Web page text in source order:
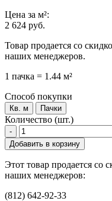
Цена за м²:
2 624 руб.
Товар продается со
наших менеджеров.
1 пачка = 1.44 м²
Способ покупки
Кв. м Пачки
Количество (шт.)
-
Добавить в корзину
Этот товар продается со
наших менеджеров:
(812) 642-92-33